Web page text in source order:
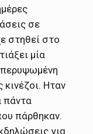
σε
στηθεί στο
μία
κινέζοι. Ηταν
πάντα
πάρθηκαν.
για